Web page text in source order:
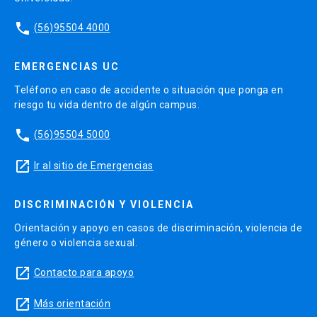
phone (56)95504 4000
EMERGENCIAS UC
Teléfono en caso de accidente o situación que ponga en
riesgo tu vida dentro de algún campus.
phone (56)95504 5000
launch Ir al sitio de Emergencias
DISCRIMINACIÓN Y VIOLENCIA
Orientación y apoyo en casos de discriminación, violencia de
género o violencia sexual.
launch Contacto para apoyo
launch Más orientación